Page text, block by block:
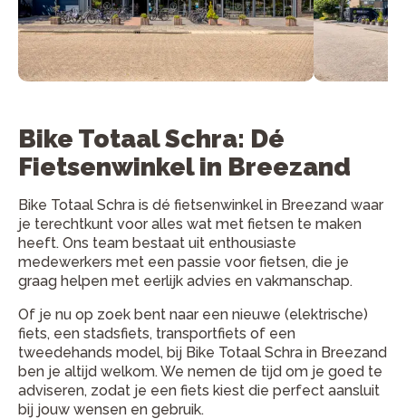
Bike Totaal Schra: Dé
Fietsenwinkel in Breezand
Bike Totaal Schra is dé fietsenwinkel in Breezand waar
je terechtkunt voor alles wat met fietsen te maken
heeft. Ons team bestaat uit enthousiaste
medewerkers met een passie voor fietsen, die je
graag helpen met eerlijk advies en vakmanschap.
Of je nu op zoek bent naar een nieuwe (elektrische)
fiets, een stadsfiets, transportfiets of een
tweedehands model, bij Bike Totaal Schra in Breezand
ben je altijd welkom. We nemen de tijd om je goed te
adviseren, zodat je een fiets kiest die perfect aansluit
bij jouw wensen en gebruik.